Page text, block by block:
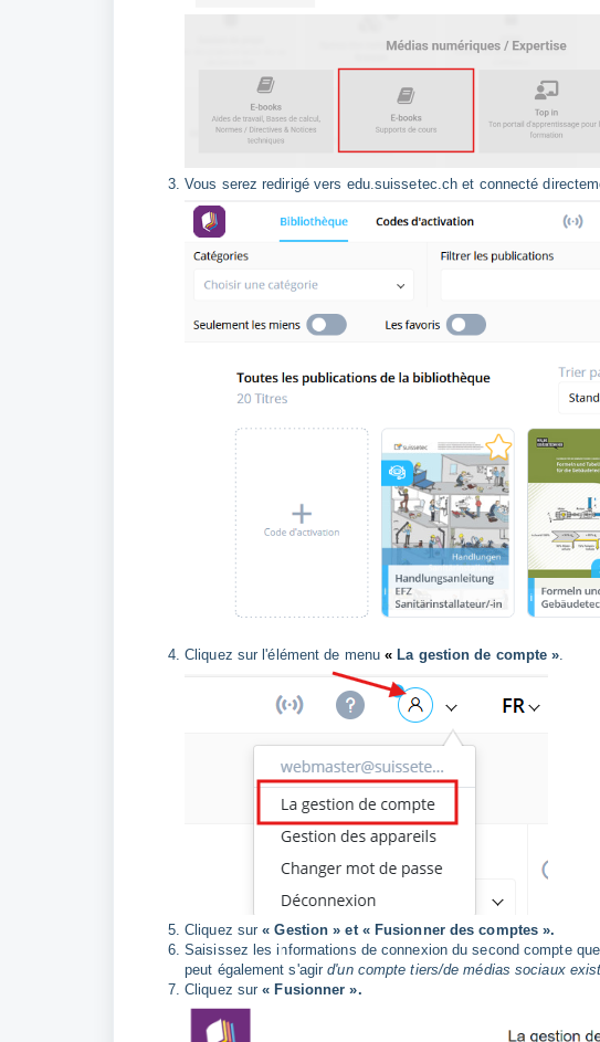
Vous serez redirigé vers edu.suissetec.ch et connecté
Cliquez sur l'élément de menu « La gestion de compte».
Cliquez sur« Gestion » et « Fusionner des comptes ».
Saisissez les informations de connexion du second compte
peut également s'agird'un compte tiers/de médias sociaux
Cliquez sur« Fusionner ».